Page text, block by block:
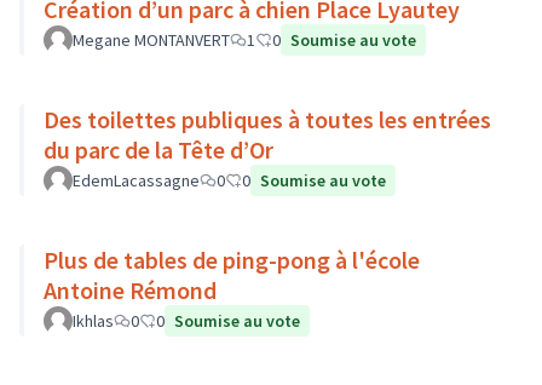
Création d’un parc à chien Place Lyautey
Megane MONTANVERT 1 0 Soumise au vote
Des toilettes publiques à toutes les entrées
du parc de la Tête d’Or
EdemLacassagne 0 0 Soumise au vote
Plus de tables de ping-pong à l'école
Antoine Rémond
Ikhlas 0 0 Soumise au vote